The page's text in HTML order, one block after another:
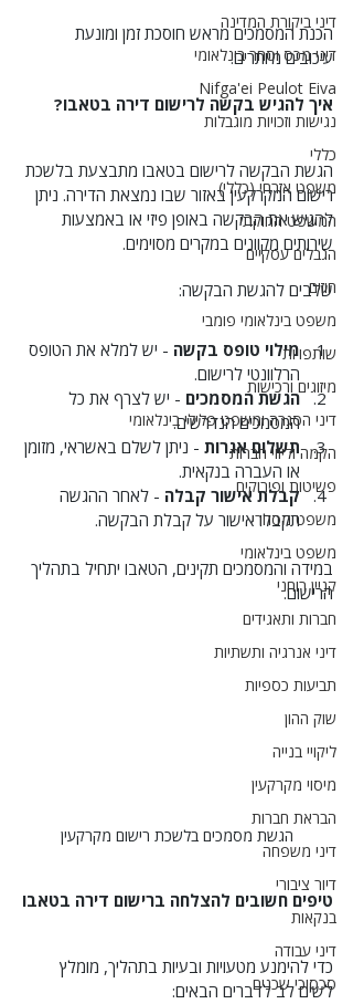
דיני ביקורת המדינה
דיני מכס וסחר בינלאומי
Nifga'ei Peulot Eiva
נגישות וזכויות מוגבלות
כללי
משפט אזרחי (כללי)
המשפט החוקתי
הגבלים עסקיים
חוזים
משפט בינלאומי פומבי
שותפויות
מיזוגים ורכישות
דיני הסגרה ומשפט פלילי בינלאומי
הקמה וליווי חברות
פשיטות ופירוקים
משפט מסחרי
משפט בינלאומי
קניין רוחני
חברות ותאגידים
דיני אנרגיה ותשתיות
תביעות כספיות
שוק ההון
ליקויי בנייה
מיסוי מקרקעין
הבראת חברות
דיני משפחה
דיור ציבורי
בנקאות
דיני עבודה
סכסוכי שכנים
הכנת המסמכים מראש חוסכת זמן ומונעת
עיכובים מיותרים.
איך להגיש בקשה לרישום דירה בטאבו?
הגשת הבקשה לרישום בטאבו מתבצעת בלשכת
רישום המקרקעין באזור שבו נמצאת הדירה. ניתן
להגיש את הבקשה באופן פיזי או באמצעות
שירותים מקוונים במקרים מסוימים.
שלבים להגשת הבקשה:
מילוי טופס בקשה - יש למלא את הטופס
הרלוונטי לרישום.
הגשת המסמכים - יש לצרף את כל
המסמכים הנדרשים.
תשלום אגרות - ניתן לשלם באשראי, מזומן
או העברה בנקאית.
קבלת אישור קבלה - לאחר ההגשה
תקבלו אישור על קבלת הבקשה.
במידה והמסמכים תקינים, הטאבו יתחיל בתהליך
הרישום.
הגשת מסמכים בלשכת רישום מקרקעין
טיפים חשובים להצלחה ברישום דירה בטאבו
כדי להימנע מטעויות ובעיות בתהליך, מומלץ
לשים לב לדברים הבאים: